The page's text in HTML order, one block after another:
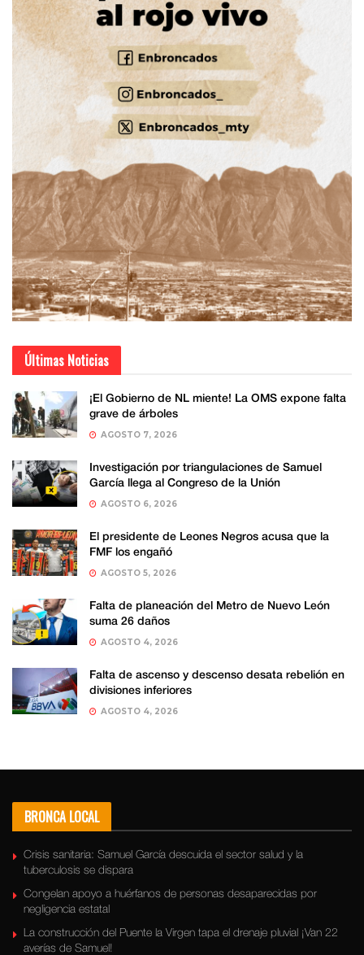
Últimas Noticias
¡El Gobierno de NL miente! La OMS expone falta
grave de árboles
AGOSTO 7, 2026
Investigación por triangulaciones de Samuel
García llega al Congreso de la Unión
AGOSTO 6, 2026
El presidente de Leones Negros acusa que la
FMF los engañó
AGOSTO 5, 2026
Falta de planeación del Metro de Nuevo León
suma 26 daños
AGOSTO 4, 2026
Falta de ascenso y descenso desata rebelión en
divisiones inferiores
AGOSTO 4, 2026
BRONCA LOCAL
Crisis sanitaria: Samuel García descuida el sector salud y la
tuberculosis se dispara
Congelan apoyo a huérfanos de personas desaparecidas por
negligencia estatal
La construcción del Puente la Virgen tapa el drenaje pluvial ¡Van 22
averías de Samuel!